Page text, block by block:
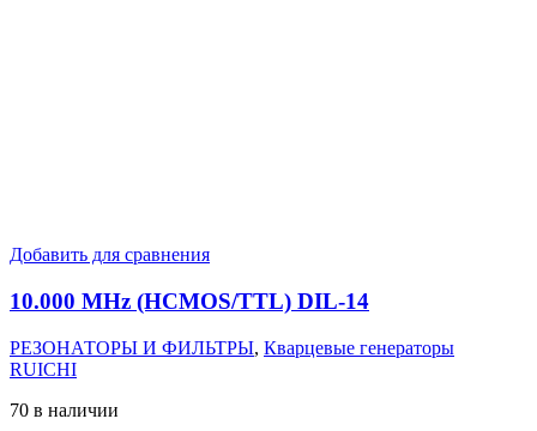
Добавить для сравнения
10.000 MHz (HCMOS/TTL) DIL-14
РЕЗОНАТОРЫ И ФИЛЬТРЫ, Кварцевые генераторы
RUICHI
70 в наличии